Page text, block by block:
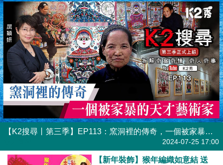
【K2搜尋丨第三季】EP113：窯洞裡的傳奇，一個被家暴的天才藝術家
2024-07-25 17:00
【新年裝飾】猴年編織如意結 送